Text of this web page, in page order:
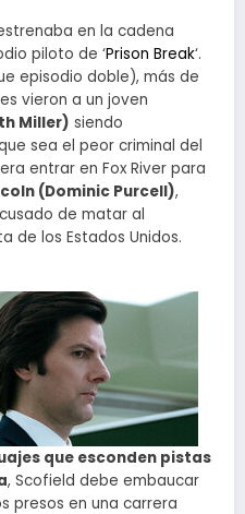
en la cadena
piloto de ‘Prison Break‘.
episodio doble), más de
vieron a un joven
Miller) siendo
sea el peor criminal del
entrar en Fox River para
(Dominic Purcell),
de matar al
de los Estados Unidos.
que esconden pistas
, Scofield debe embaucar
presos en una carrera